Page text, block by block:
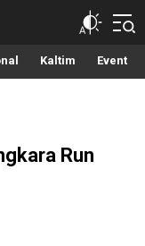
Kaltim Event
Run